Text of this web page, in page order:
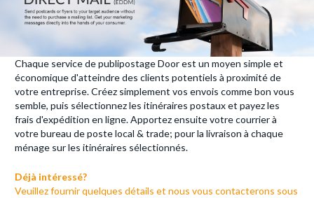
Chaque service de publipostage Door est un moyen simple et
économique d'atteindre des clients potentiels à proximité de
votre entreprise. Créez simplement vos envois comme bon vous
semble, puis sélectionnez les itinéraires postaux et payez les
frais d'expédition en ligne. Apportez ensuite votre courrier à
votre bureau de poste local & trade; pour la livraison à chaque
ménage sur les itinéraires sélectionnés.
Déjà intéressé?
Veuillez fournir quelques détails et nous vous contacterons sous